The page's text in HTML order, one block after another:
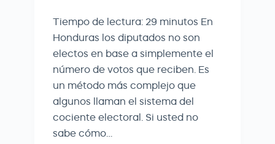
Tiempo de lectura: 29 minutos En
Honduras los diputados no son
electos en base a simplemente el
número de votos que reciben. Es
un método más complejo que
algunos llaman el sistema del
cociente electoral. Si usted no
sabe cómo…